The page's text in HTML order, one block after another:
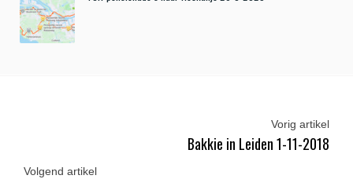
Vorig artikel
Bakkie in Leiden 1-11-2018
Volgend artikel